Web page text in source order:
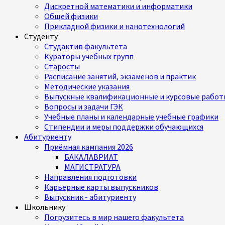
Дискретной математики и информатики
Общей физики
Прикладной физики и нанотехнологий
Студенту
Студактив факультета
Кураторы учебных групп
Старосты
Расписание занятий, экзаменов и практик
Методические указания
Выпускные квалификационные и курсовые
Вопросы и задачи ГЭК
Учебные планы и календарные учебные графики
Стипендии и меры поддержки обучающихся
Абитуриенту
Приёмная кампания 2026
БАКАЛАВРИАТ
МАГИСТРАТУРА
Направления подготовки
Карьерные карты выпускников
Выпускник - абитуриенту
Школьнику
Погрузитесь в мир нашего факультета